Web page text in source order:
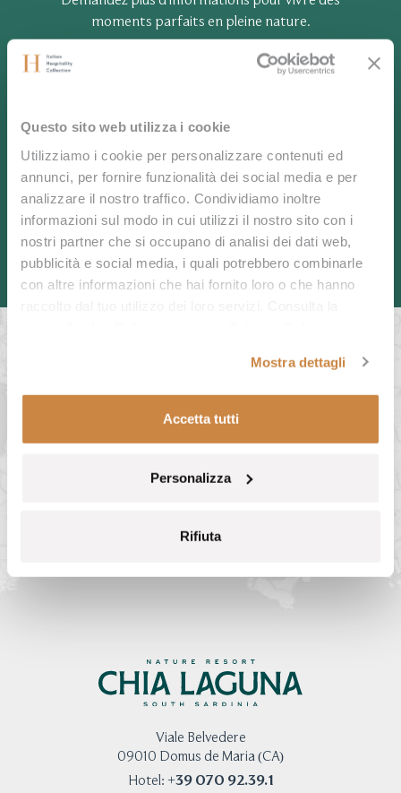
Questo sito web utilizza i cookie
Utilizziamo i cookie per personalizzare contenuti ed
annunci, per fornire funzionalità dei social media e per
analizzare il nostro traffico. Condividiamo inoltre
informazioni sul modo in cui utilizzi il nostro sito con i
nostri partner che si occupano di analisi dei dati web,
pubblicità e social media, i quali potrebbero combinarle
con altre informazioni che hai fornito loro o che hanno
Mostra dettagli
Accetta tutti
Personalizza
Rifiuta
moments parfaits en pleine nature.
APPELEZ-NOUS
Viale Belvedere
09010 Domus de Maria (CA)
Hotel: +39 070 92.39.1